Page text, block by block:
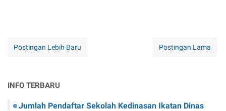
Postingan Lebih Baru Postingan Lama
INFO TERBARU
Jumlah Pendaftar Sekolah Kedinasan Ikatan Dinas